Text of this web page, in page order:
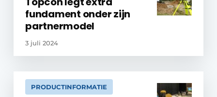
fundament onder zijn
partnermodel
3 juli 2024
PRODUCTINFORMATIE